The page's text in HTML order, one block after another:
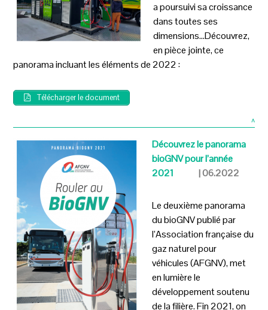
a poursuivi sa croissance
dans toutes ses
dimensions…Découvrez,
en pièce jointe, ce
panorama incluant les éléments de 2022 :
Télécharger le document
^
Découvrez le panorama
bioGNV pour l’année
2021
| 06.2022
Le deuxième panorama
du bioGNV publié par
l’Association française du
gaz naturelpour
véhicules (AFGNV), met
en lumière le
développement soutenu
de la filière. Fin 2021, on